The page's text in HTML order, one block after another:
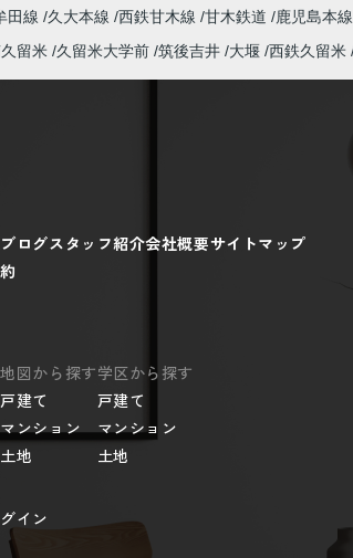
田線 久大本線 西鉄甘木線 甘木鉄道 鹿児島本線
留米 久留米大学前 筑後吉井 大堰 西鉄久留米
ブログスタッフ紹介会社概要サイトマップ
地図から探す
戸建て
マンション
土地
学区から探す
戸建て
マンション
土地
イン